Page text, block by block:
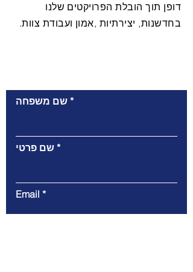
דופן תוך הובלת הפרויקטים שלנו
בחדשנות, יצירתיות ,אמון ועבודת צוות.
שם משפחה
שם פרטי
Email